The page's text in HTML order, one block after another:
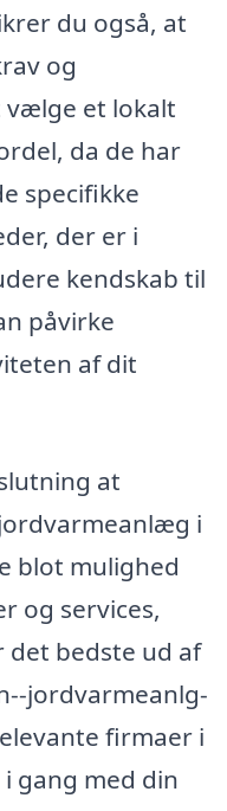
du også, at
og
vælge et lokalt
da de har
specifikke
der er i
kendskab til
påvirke
af dit
at
i
blot mulighed
og services,
det bedste ud af
jordvarmeanlg-
firmaer i
gang med din